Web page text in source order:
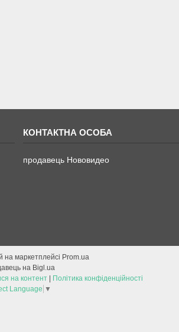
продавець Нововидео
на маркетплейсі Prom.ua
на Bigl.ua
на контент | Політика конфіденційності
Language ▼